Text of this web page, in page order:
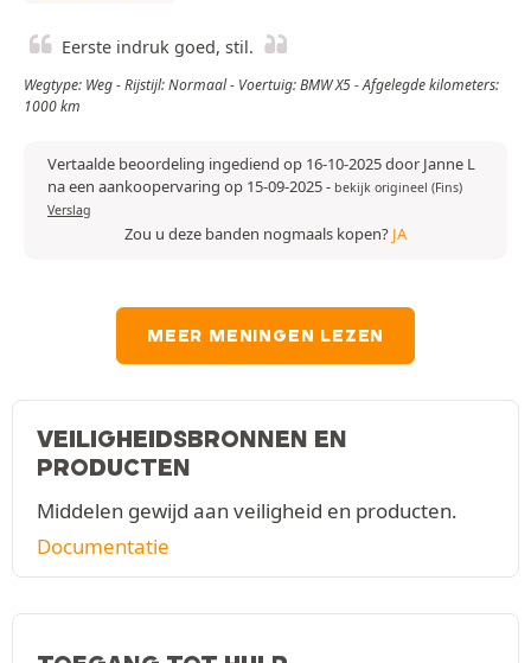
Eerste indruk goed, stil.
Wegtype: Weg - Rijstijl: Normaal - Voertuig: BMW X5 - Afgelegde kilometers:
1000 km
Vertaalde beoordeling ingediend op 16-10-2025 door Janne L
na een aankoopervaring op 15-09-2025- bekijk origineel (Fins)
Verslag
Zou u deze banden nogmaals kopen? JA
MEER MENINGEN LEZEN
VEILIGHEIDSBRONNEN EN
PRODUCTEN
Middelen gewijd aan veiligheid en producten.
Documentatie